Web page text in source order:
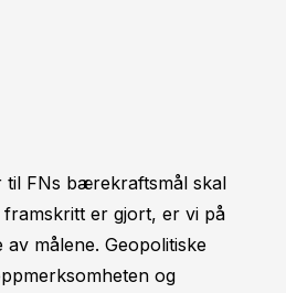
til FNs bærekraftsmål skal
er gjort, er vi på
målene. Geopolitiske
og